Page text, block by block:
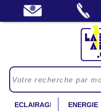
ECLAIRAGE ENERGIE